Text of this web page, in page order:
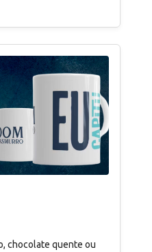
chocolate quente ou